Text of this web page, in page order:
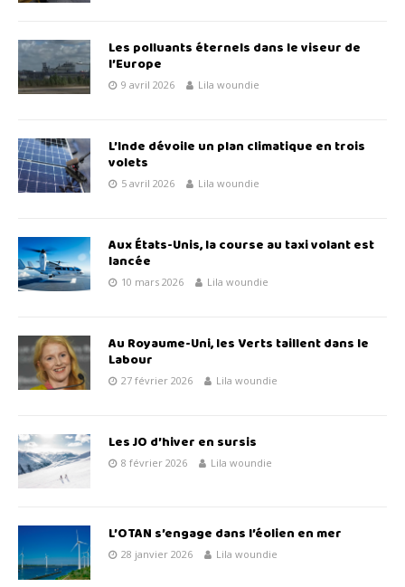
Les polluants éternels dans le viseur de
l’Europe
9 avril 2026 Lila woundie
L’Inde dévoile un plan climatique en trois
volets
5 avril 2026 Lila woundie
Aux États-Unis, la course au taxi volant est
lancée
10 mars 2026 Lila woundie
Au Royaume-Uni, les Verts taillent dans le
Labour
27 février 2026 Lila woundie
Les JO d’hiver en sursis
8 février 2026 Lila woundie
L’OTAN s’engage dans l’éolien en mer
28 janvier 2026 Lila woundie